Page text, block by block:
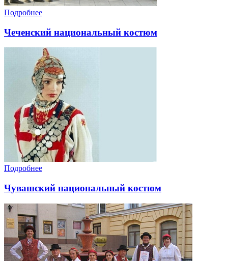
Подробнее
Чеченский национальный костюм
Подробнее
Чувашский национальный костюм